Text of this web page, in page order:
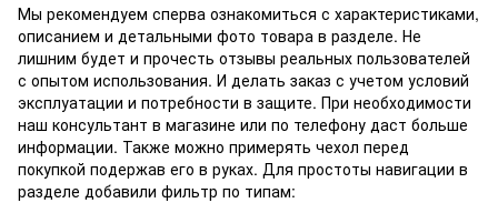
Мы рекомендуем сперва ознакомиться с характеристиками,
описанием и детальными фото товара в разделе. Не
лишним будет и прочесть отзывы реальных пользователей
с опытом использования. И делать заказ с учетом условий
эксплуатации и потребности в защите. При необходимости
наш консультант в магазине или по телефону даст больше
информации. Также можно примерять чехол перед
покупкой подержав его в руках. Для простоты навигации в
разделе добавили фильтр по типам: